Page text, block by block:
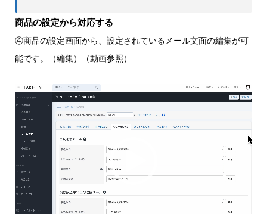
商品の設定から対応する
④商品の設定画面から、設定されているメール文面の編集が可
能です。（編集）（動画参照）
動
画
プ
レ
ー
ヤ
ー